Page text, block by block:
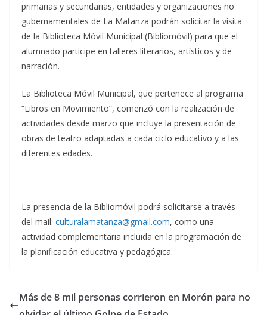
primarias y secundarias, entidades y organizaciones no
gubernamentales de La Matanza podrán solicitar la visita
de la Biblioteca Móvil Municipal (Bibliomóvil) para que el
alumnado participe en talleres literarios, artísticos y de
narración.
La Biblioteca Móvil Municipal, que pertenece al programa
“Libros en Movimiento”, comenzó con la realización de
actividades desde marzo que incluye la presentación de
obras de teatro adaptadas a cada ciclo educativo y a las
diferentes edades.
La presencia de la Bibliomóvil podrá solicitarse a través
del mail: culturalamatanza@gmail.com, como una
actividad complementaria incluida en la programación de
la planificación educativa y pedagógica.
Más de 8 mil personas corrieron en Morón para no